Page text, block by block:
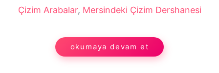
Çizim Arabalar, Mersindeki Çizim Dershanesi
okumaya devam et